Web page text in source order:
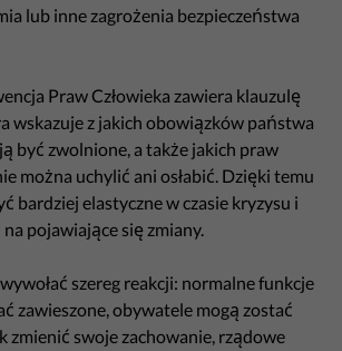
lub inne zagrożenia bezpieczeństwa
Praw Człowieka zawiera klauzulę
wskazuje z jakich obowiązków państwa
być zwolnione, a także jakich praw
można uchylić ani osłabić. Dzięki temu
bardziej elastyczne w czasie kryzysu i
pojawiające się zmiany.
szereg reakcji: normalne funkcje
zawieszone, obywatele mogą zostać
zmienić swoje zachowanie, rządowe